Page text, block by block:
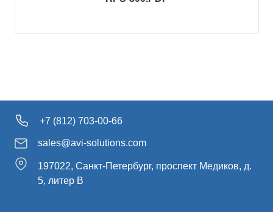
+7 (812) 703-00-66
sales@avi-solutions.com
197022, Санкт-Петербург, проспект Медиков, д.
5, литер В